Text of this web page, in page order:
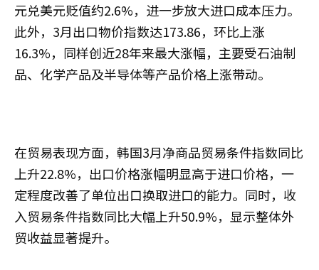
元兑美元贬值约2.6%，进一步放大进口成本压力。
此外，3月出口物价指数达173.86，环比上涨
16.3%，同样创近28年来最大涨幅，主要受石油制
品、化学产品及半导体等产品价格上涨带动。
在贸易表现方面，韩国3月净商品贸易条件指数同比
上升22.8%，出口价格涨幅明显高于进口价格，一
定程度改善了单位出口换取进口的能力。同时，收
入贸易条件指数同比大幅上升50.9%，显示整体外
贸收益显著提升。